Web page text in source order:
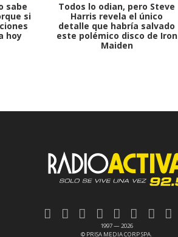
sabe
si
hoy
Todos lo odian, pero Steve
Harris revela el único
detalle que habría salvado
este polémico disco de Iron
Maiden
1997 — 2026
© PRISA MEDIA CORP SPA.